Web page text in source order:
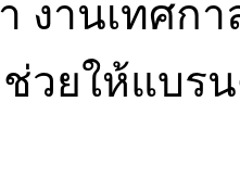
งานเทศกา
ช่วยให้แบ